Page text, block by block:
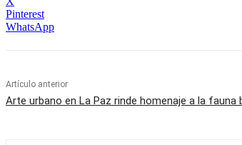
Pinterest
WhatsApp
Artículo anterior
Arte urbano en La Paz rinde homenaje a la fauna